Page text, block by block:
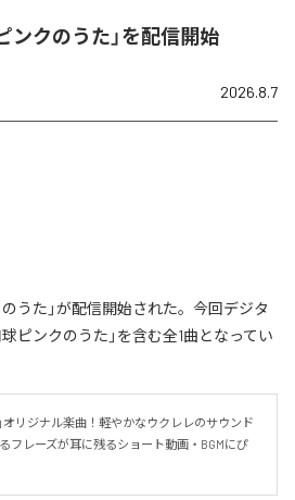
ンクのうた」を配信開始
2026.8.7
うた」が配信開始された。今回デジタ
ピンクのうた」を含む全1曲となってい
オリジナル楽曲！軽やかなウクレレのサウンド
フレーズが耳に残るショート動画・BGMにぴ